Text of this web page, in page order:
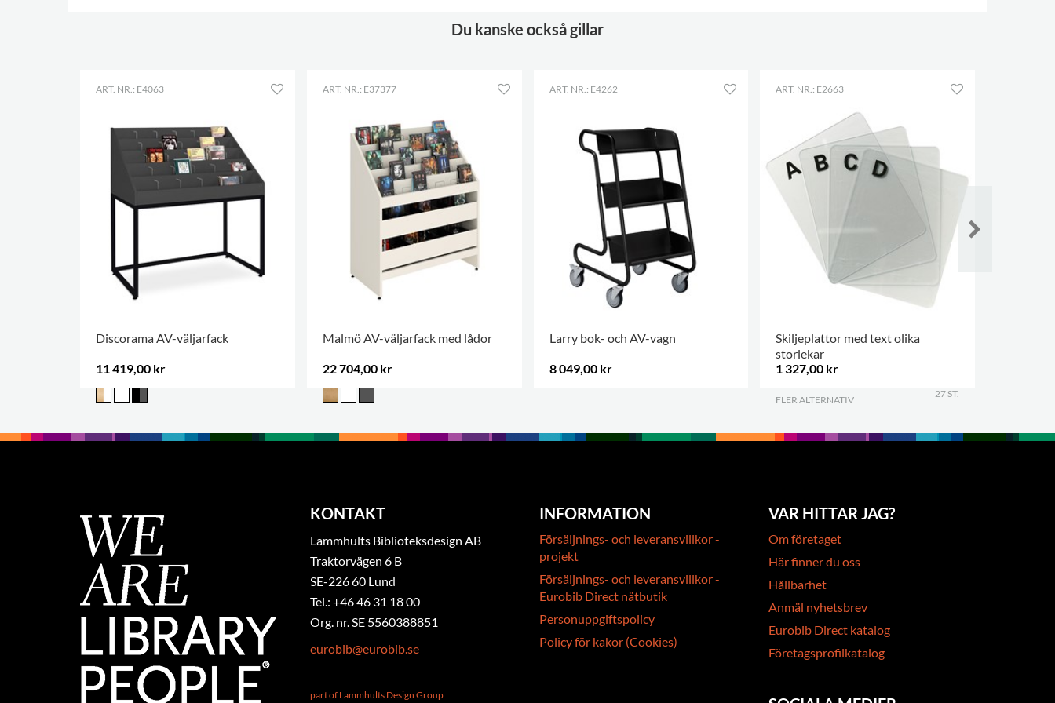
Du kanske också gillar
ART. NR.: E4063
Discorama AV-väljarfack
11 419,00 kr
ART. NR.: E37377
Malmö AV-väljarfack med lådor
22 704,00 kr
ART. NR.: E4262
Larry bok- och AV-vagn
8 049,00 kr
ART. NR.: E2663
Skiljeplattor med text olika
storlekar
1 327,00 kr
FLER ALTERNATIV
27 ST.
KONTAKT
Lammhults Biblioteksdesign AB
Traktorvägen 6 B
SE-226 60 Lund
Tel.: +46 46 31 18 00
Org. nr. SE 5560388851
eurobib@eurobib.se
part of Lammhults Design Group
INFORMATION
Försäljnings- och leveransvillkor -
projekt
Försäljnings- och leveransvillkor -
Eurobib Direct nätbutik
Personuppgiftspolicy
Policy för kakor (Cookies)
VAR HITTAR JAG?
Om företaget
Här finner du oss
Hållbarhet
Anmäl nyhetsbrev
Eurobib Direct katalog
Företagsprofilkatalog